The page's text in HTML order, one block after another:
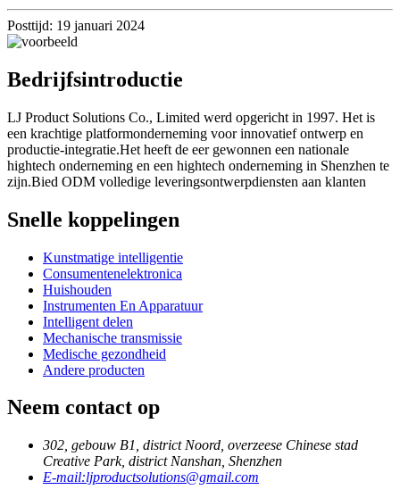
Posttijd: 19 januari 2024
Bedrijfsintroductie
LJ Product Solutions Co., Limited werd opgericht in 1997. Het is
een krachtige platformonderneming voor innovatief ontwerp en
productie-integratie.Het heeft de eer gewonnen een nationale
hightech onderneming en een hightech onderneming in Shenzhen te
zijn.Bied ODM volledige leveringsontwerpdiensten aan klanten
Snelle koppelingen
Kunstmatige intelligentie
Consumentenelektronica
Huishouden
Instrumenten En Apparatuur
Intelligent delen
Mechanische transmissie
Medische gezondheid
Andere producten
Neem contact op
302, gebouw B1, district Noord, overzeese Chinese stad
Creative Park, district Nanshan, Shenzhen
E-mail:ljproductsolutions@gmail.com